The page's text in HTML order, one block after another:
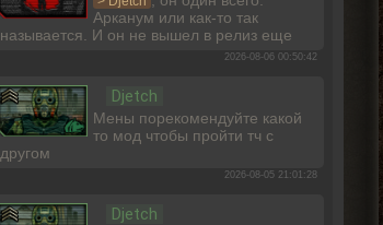
Арканум или как-то так
называется. И он не вышел в релиз еще
2026-08-06 00:50:42
Djetch
Мены порекомендуйте какой
то мод чтобы пройти тч с
другом
2026-08-05 21:01:28
Djetch